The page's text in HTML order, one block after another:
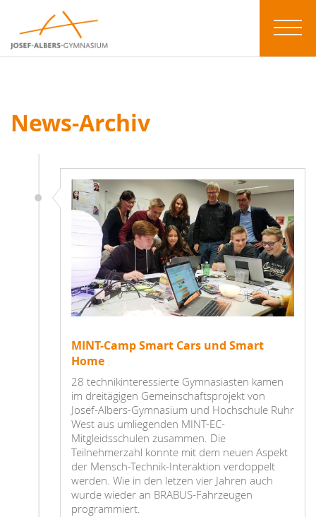
News-Archiv
MINT-Camp Smart Cars und Smart
Home
28 technikinteressierte Gymnasiasten kamen
im dreitägigen Gemeinschaftsprojekt von
Josef-Albers-Gymnasium und Hochschule Ruhr
West aus umliegenden MINT-EC-
Mitgleidsschulen zusammen. Die
Teilnehmerzahl konnte mit dem neuen Aspekt
der Mensch-Technik-Interaktion verdoppelt
werden. Wie in den letzen vier Jahren auch
wurde wieder an BRABUS-Fahrzeugen
programmiert.